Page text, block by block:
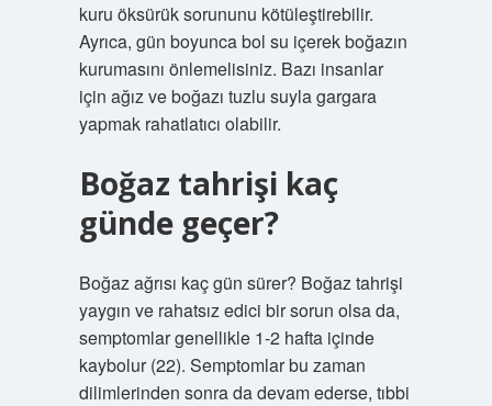
kuru öksürük sorununu kötüleştirebilir.
Ayrıca, gün boyunca bol su içerek boğazın
kurumasını önlemelisiniz. Bazı insanlar
için ağız ve boğazı tuzlu suyla gargara
yapmak rahatlatıcı olabilir.
Boğaz tahrişi kaç
günde geçer?
Boğaz ağrısı kaç gün sürer? Boğaz tahrişi
yaygın ve rahatsız edici bir sorun olsa da,
semptomlar genellikle 1-2 hafta içinde
kaybolur (22). Semptomlar bu zaman
dilimlerinden sonra da devam ederse, tıbbi